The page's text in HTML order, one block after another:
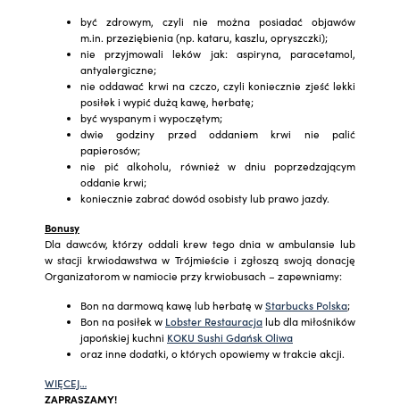
być zdrowym, czyli nie można posiadać objawów
m.in. przeziębienia (np. kataru, kaszlu, opryszczki);
nie przyjmowali leków jak: aspiryna, paracetamol,
antyalergiczne;
nie oddawać krwi na czczo, czyli koniecznie zjeść lekki
posiłek i wypić dużą kawę, herbatę;
być wyspanym i wypoczętym;
dwie godziny przed oddaniem krwi nie palić
papierosów;
nie pić alkoholu, również w dniu poprzedzającym
oddanie krwi;
koniecznie zabrać dowód osobisty lub prawo jazdy.
Bonusy
Dla dawców, którzy oddali krew tego dnia w ambulansie lub
w stacji krwiodawstwa w Trójmieście i zgłoszą swoją donację
Organizatorom w namiocie przy krwiobusach – zapewniamy:
Bon na darmową kawę lub herbatę wStarbucks Polska;
Bon na posiłek w Lobster Restauracjalub dla miłośników
japońskiej kuchni KOKU Sushi Gdańsk Oliwa
oraz inne dodatki, o których opowiemy w trakcie akcji.
WIĘCEJ…
ZAPRASZAMY!